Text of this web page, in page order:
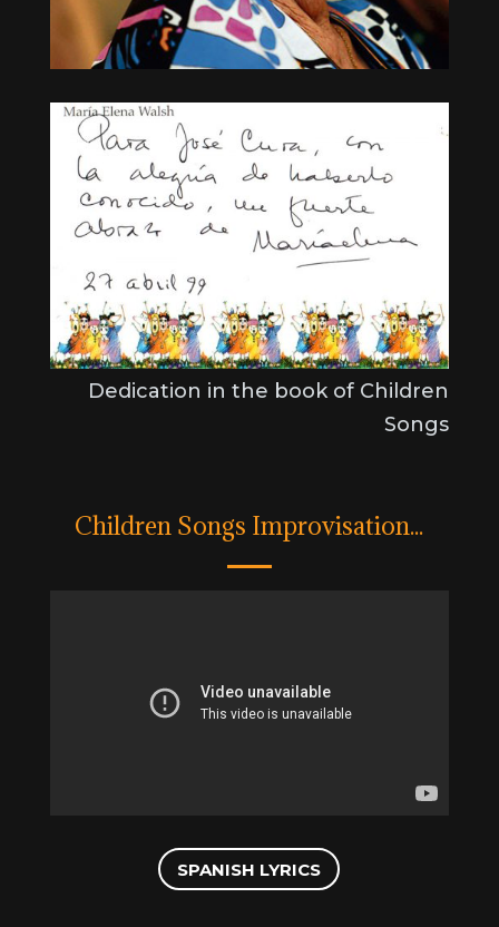
Dedication in the book of Children
Songs
Children Songs Improvisation...
SPANISH LYRICS